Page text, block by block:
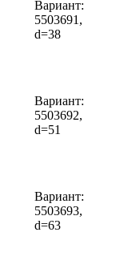
Вариант:
5503691,
d=38
Вариант:
5503692,
d=51
Вариант:
5503693,
d=63